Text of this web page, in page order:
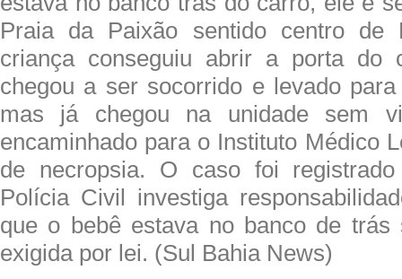
Praia da Paixão sentido centro de
criança conseguiu abrir a porta do
chegou a ser socorrido e levado
mas já chegou na unidade sem
encaminhado para o Instituto Médico
de necropsia. O caso foi
Polícia Civil investiga
que o bebê estava no banco de trás
exigida por lei. (Sul Bahia News)